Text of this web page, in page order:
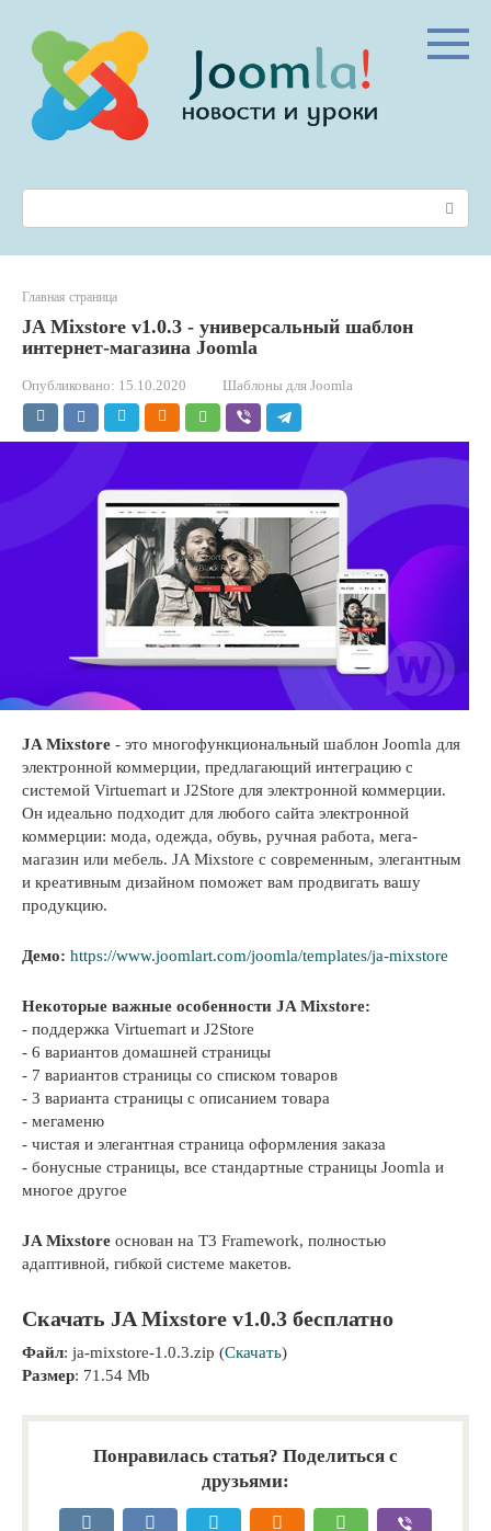
контенту
Главная страница
JA Mixstore v1.0.3 - универсальный шаблон
интернет-магазина Joomla
Опубликовано: 15.10.2020 Шаблоны для Joomla
JA Mixstore - это многофункциональный шаблон Joomla для
электронной коммерции, предлагающий интеграцию с
системой Virtuemart и J2Store для электронной коммерции.
Он идеально подходит для любого сайта электронной
коммерции: мода, одежда, обувь, ручная работа, мега-
магазин или мебель. JA Mixstore с современным, элегантным
и креативным дизайном поможет вам продвигать вашу
продукцию.
Демо: https://www.joomlart.com/joomla/templates/ja-mixstore
Некоторые важные особенности JA Mixstore:
- поддержка Virtuemart и J2Store
- 6 вариантов домашней страницы
- 7 вариантов страницы со списком товаров
- 3 варианта страницы с описанием товара
- мегаменю
- чистая и элегантная страница оформления заказа
- бонусные страницы, все стандартные страницы Joomla и
многое другое
JA Mixstore основан на T3 Framework, полностью
адаптивной, гибкой системе макетов.
Скачать JA Mixstore v1.0.3 бесплатно
Файл: ja-mixstore-1.0.3.zip (Скачать)
Размер: 71.54 Mb
Понравилась статья? Поделиться с
друзьями: